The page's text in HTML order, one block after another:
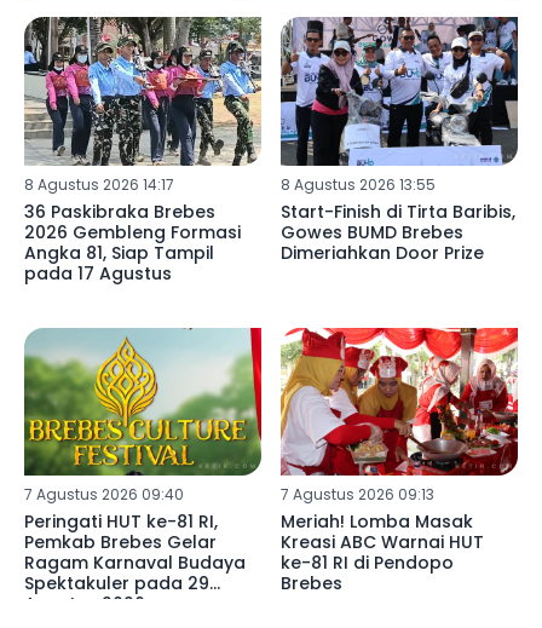
8 Agustus 2026 14:17
36 Paskibraka Brebes
2026 Gembleng Formasi
Angka 81, Siap Tampil
pada 17 Agustus
8 Agustus 2026 13:55
Start-Finish di Tirta Baribis,
Gowes BUMD Brebes
Dimeriahkan Door Prize
7 Agustus 2026 09:40
Peringati HUT ke-81 RI,
Pemkab Brebes Gelar
Ragam Karnaval Budaya
Spektakuler pada 29
Agustus 2026
7 Agustus 2026 09:13
Meriah! Lomba Masak
Kreasi ABC Warnai HUT
ke-81 RI di Pendopo
Brebes